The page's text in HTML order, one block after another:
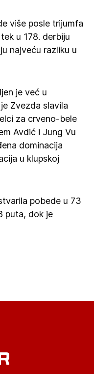
više posle trijumfa
u 178. derbiju
najveću razliku u
je već u
Zvezda slavila
za crveno-bele
Avdić i Jung Vu
dominacija
u klupskoj
pobede u 73
puta, dok je